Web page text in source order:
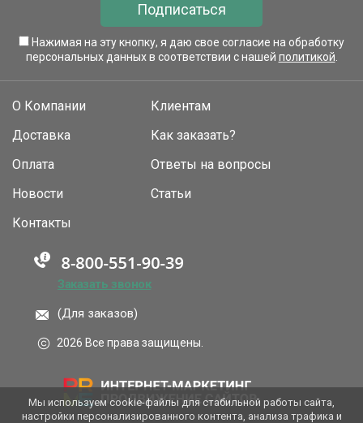
Подписаться
Нажимая на эту кнопку, я даю свое согласие на обработку
персональных данных в соответствии с нашей политикой
О Компании
Доставка
Оплата
Новости
Клиентам
Как заказать?
Ответы на вопросы
Статьи
Контакты
Заказать звонок
(Для заказов)
2026 Все права защищены.
Мы используем cookie-файлы для стабильной работы сайта,
настройки персонализированного контента, анализа трафика и